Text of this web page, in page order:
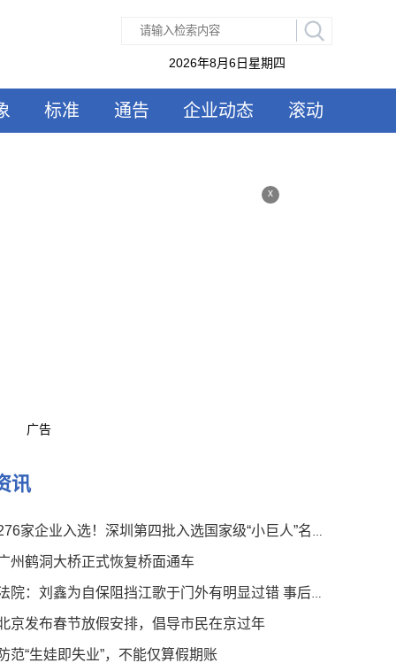
2026年8月6日星期四
标准 通告 企业动态 滚动
x
广告
讯
家企业入选！深圳第四批入选国家级“小巨人”名单公布
州鹤洞大桥正式恢复桥面通车
院：刘鑫为自保阻挡江歌于门外有明显过错 事后言论有违伦常
京发布春节放假安排，倡导市民在京过年
范“生娃即失业”，不能仅算假期账